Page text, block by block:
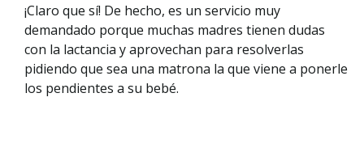
¡Claro que sí! De hecho, es un servicio muy
demandado porque muchas madres tienen dudas
con la lactancia y aprovechan para resolverlas
pidiendo que sea una matrona la que viene a ponerle
los pendientes a su bebé.